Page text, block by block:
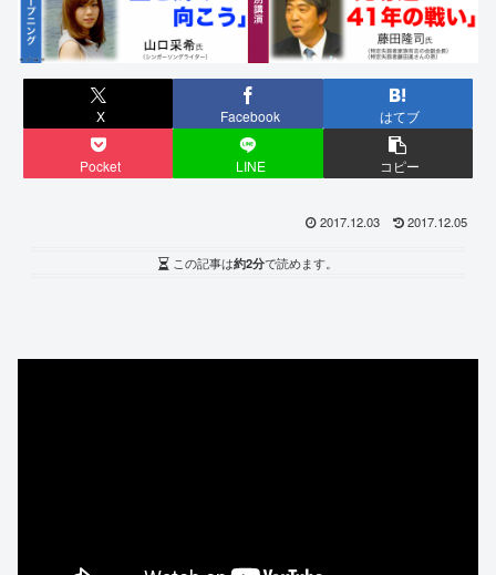
X Facebook はてブ
Pocket LINE コピー
2017.12.03 2017.12.05
この記事は約2分で読めます。